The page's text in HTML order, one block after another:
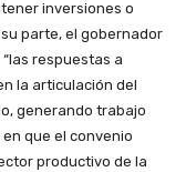
inversiones o
parte, el gobernador
respuestas a
la articulación del
generando trabajo
que el convenio
productivo de la